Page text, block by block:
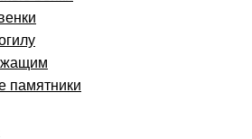
памятники